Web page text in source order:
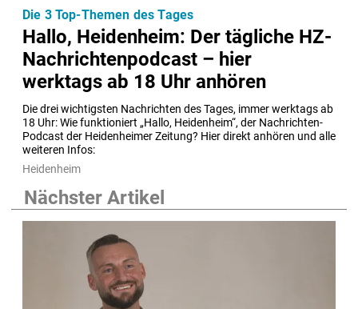
Hallo, Heidenheim: Der tägliche HZ-
Nachrichtenpodcast – hier
werktags ab 18 Uhr anhören
Die drei wichtigsten Nachrichten des Tages, immer werktags ab
18 Uhr: Wie funktioniert „Hallo, Heidenheim“, der Nachrichten-
Podcast der Heidenheimer Zeitung? Hier direkt anhören und alle
weiteren Infos:
Die 3 Top-Themen des Tages
Heidenheim
Nächster Artikel